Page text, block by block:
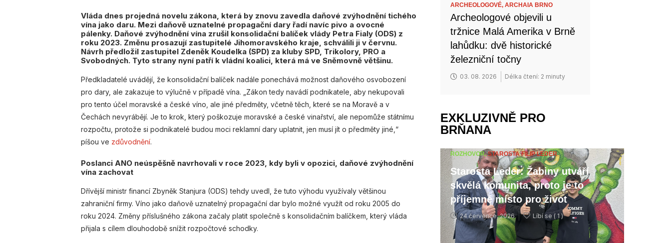
Vláda dnes projedná novelu zákona, která by znovu zavedla daňové zvýhodnění tichého
vína jako daru. Mezi daňově uznatelné propagační dary řadí navíc pivo a ovocné
pálenky. Daňové zvýhodnění vína zrušil konsolidační balíček vlády Petra Fialy (ODS) z
roku 2023. Změnu prosazují zastupitelé Jihomoravského kraje, schválili ji v červnu.
Návrh předložil zastupitel Zdeněk Koudelka (SPD) za kluby SPD, Trikolory, PRO a
Svobodných. Tyto strany nyní patří k vládní koalici, která má ve Sněmovně většinu.
Předkladatelé uvádějí, že konsolidační balíček nadále ponechává možnost daňového osvobození
pro dary, ale zakazuje to výlučně v případě vína. „Zákon tedy navádí podnikatele, aby nekupovali
pro tento účel moravské a české víno, ale jiné předměty, včetně těch, které se na Moravě a v
Čechách nevyrábějí. Je to krok, který poškozuje moravské a české vinařství, ale nepomůže státnímu
rozpočtu, protože si podnikatelé budou moci reklamní dary uplatnit, jen musí jít o předměty jiné,“
píšou ve zdůvodnění.
Poslanci ANO neúspěšně navrhovali v roce 2023, kdy byli v opozici, daňové zvýhodnění
vína zachovat
Dřívější ministr financí Zbyněk Stanjura (ODS) tehdy uvedl, že tuto výhodu využívaly většinou
zahraniční firmy. Víno jako daňově uznatelný propagační dar bylo možné využít od roku 2005 do
roku 2024. Změny příslušného zákona začaly platit společně s konsolidačním balíčkem, který vláda
přijala s cílem dlouhodobě snížit rozpočtové schodky.
ARCHEOLOGOVÉ,ARCHAIA BRNO
Archeologové objevili u
tržnice Malá Amerika v Brně
lahůdku: dvě historické
železniční točny
03. 08. 2026 Délka čtení: 2 minuty
EXKLUZIVNĚ PRO
BRŇANA
ROZHOVOR,STAROSTA FILIP LEDER
Starosta Leder: Žabiny utváří
skvělá komunita, proto je to
příjemné místo pro život
24 července, 2026 Líbí se ( 1 )